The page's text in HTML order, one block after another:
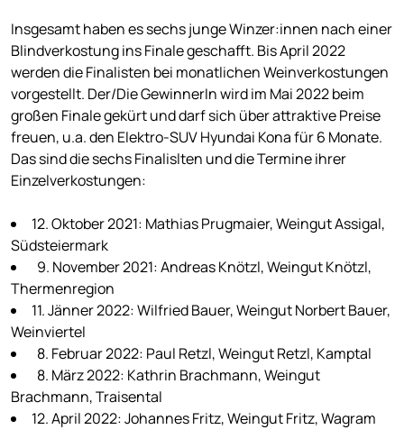
Insgesamt haben es sechs junge Winzer:innen nach einer
Blindverkostung ins Finale geschafft. Bis April 2022
werden die Finalisten bei monatlichen Weinverkostungen
vorgestellt. Der/Die GewinnerIn wird im Mai 2022 beim
großen Finale gekürt und darf sich über attraktive Preise
freuen, u.a. den Elektro-SUV Hyundai Kona für 6 Monate.
Das sind die sechs Finalislten und die Termine ihrer
Einzelverkostungen:
12. Oktober 2021: Mathias Prugmaier, Weingut Assigal,
Südsteiermark
9. November 2021: Andreas Knötzl, Weingut Knötzl,
Thermenregion
11. Jänner 2022: Wilfried Bauer, Weingut Norbert Bauer,
Weinviertel
8. Februar 2022: Paul Retzl, Weingut Retzl, Kamptal
8. März 2022: Kathrin Brachmann, Weingut
Brachmann, Traisental
12. April 2022: Johannes Fritz, Weingut Fritz, Wagram